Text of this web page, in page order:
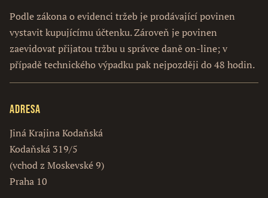
Podle zákona o evidenci tržeb je prodávající povinen
vystavit kupujícímu účtenku. Zároveň je povinen
zaevidovat přijatou tržbu u správce daně on-line; v
případě technického výpadku pak nejpozději do 48 hodin.
Adresa
Jiná Krajina Kodaňská
Kodaňská 319/5
(vchod z Moskevské 9)
Praha 10